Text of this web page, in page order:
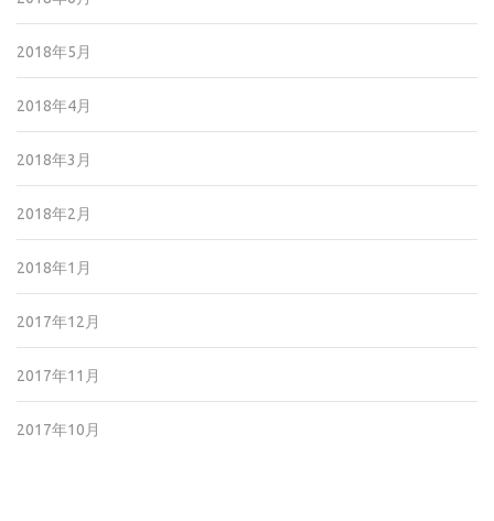
2018年5月
2018年4月
2018年3月
2018年2月
2018年1月
2017年12月
2017年11月
2017年10月